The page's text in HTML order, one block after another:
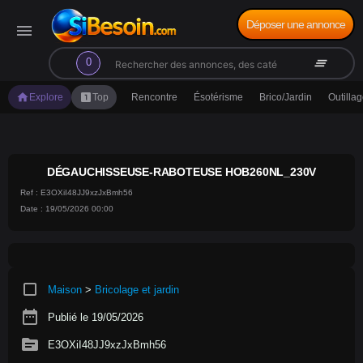
menu
0
search clear_all
Déposer une annonce
home Explore looks_oneTop Rencontre Ésotérisme Brico/Jardin
DÉGAUCHISSEUSE-RABOTEUSE HOB260NL_230V
Ref : E3OXiI48JJ9xzJxBmh56
Date : 19/05/2026 00:00
crop_square Maison > Bricolage et jardin
date_range Publié le 19/05/2026
source E3OXiI48JJ9xzJxBmh56